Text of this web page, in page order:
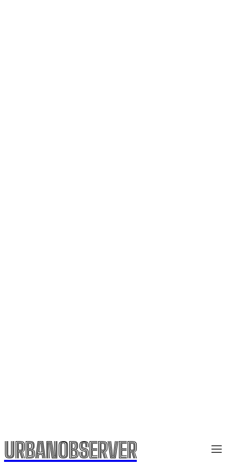
URBANOBSERVER